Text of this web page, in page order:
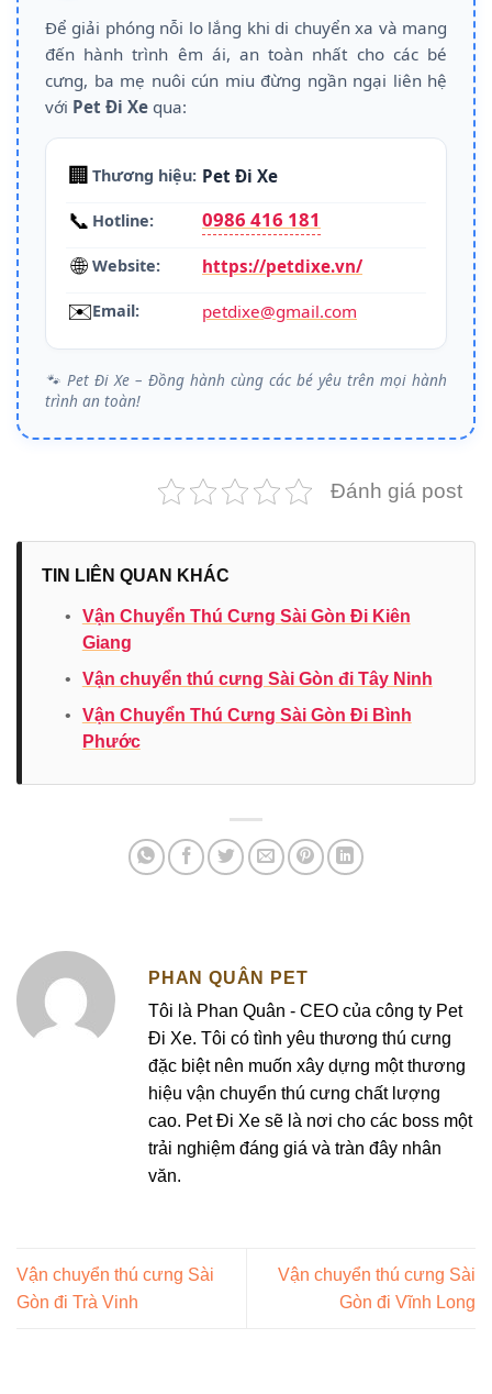
Để giải phóng nỗi lo lắng khi di chuyển xa và mang
đến hành trình êm ái, an toàn nhất cho các bé
cưng, ba mẹ nuôi cún miu đừng ngần ngại liên hệ
với Pet Đi Xe qua:
🏢 Thương hiệu: Pet Đi Xe
📞 Hotline: 0986 416 181
🌐 Website: https://petdixe.vn/
✉️Email: petdixe@gmail.com
🐾 Pet Đi Xe – Đồng hành cùng các bé yêu trên mọi hành
trình an toàn!
Đánh giá post
TIN LIÊN QUAN KHÁC
•
Vận Chuyển Thú Cưng Sài Gòn Đi Kiên
Giang
•
Vận chuyển thú cưng Sài Gòn đi Tây Ninh
•
Vận Chuyển Thú Cưng Sài Gòn Đi Bình
Phước
PHAN QUÂN PET
Tôi là Phan Quân - CEO của công ty Pet
Đi Xe. Tôi có tình yêu thương thú cưng
đặc biệt nên muốn xây dựng một thương
hiệu vận chuyển thú cưng chất lượng
cao. Pet Đi Xe sẽ là nơi cho các boss một
trải nghiệm đáng giá và tràn đây nhân
văn.
Vận chuyển thú cưng Sài
Gòn đi Trà Vinh
Vận chuyển thú cưng Sài
Gòn đi Vĩnh Long